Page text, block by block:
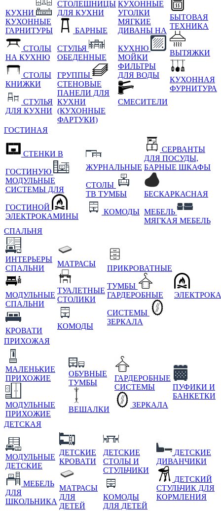
КУХНИ
КУХОННЫЕ
ГАРНИТУРЫ
СТОЛЫ
НА КУХНЮ
СТОЛЫ
КНИЖКИ
СТУЛЬЯ
ДЛЯ КУХНИ
СТОЛЕШНИЦЫ
ДЛЯ КУХНИ
БАРНЫЕ
СТУЛЬЯ
ОБЕДЕННЫЕ
ГРУППЫ
СТЕНОВЫЕ
ПАНЕЛИ ДЛЯ
КУХНИ
(КУХОННЫЕ
ФАРТУКИ)
КУХОННЫЕ
УГОЛКИ
МЯГКИЕ
ДИВАНЫ НА
КУХНЮ
МОЙКИ
ФИЛЬТРЫ
ДЛЯ ВОДЫ
СМЕСИТЕЛИ
БЫТОВАЯ
ТЕХНИКА
ВЫТЯЖКИ
КУХОННАЯ
ФУРНИТУРА
ГОСТИНАЯ
СТЕНКИ В
ГОСТИНУЮ
МОДУЛЬНЫЕ
СИСТЕМЫ ДЛЯ
ГОСТИНОЙ
ЭЛЕКТРОКАМИНЫ
ЖУРНАЛЬНЫЕ
СТОЛЫ
ТВ ТУМБЫ
КОМОДЫ
СЕРВАНТЫ
ДЛЯ ПОСУДЫ,
БАРНЫЕ ШКАФЫ
БЕСКАРКАСНАЯ
МЕБЕЛЬ
МЯГКАЯ МЕБЕЛЬ
СПАЛЬНЯ
ИНТЕРЬЕРЫ
СПАЛЬНИ
МОДУЛЬНЫЕ
СПАЛЬНИ
КРОВАТИ
МАТРАСЫ
ТУАЛЕТНЫЕ
СТОЛИКИ
КОМОДЫ
ПРИКРОВАТНЫЕ
ТУМБЫ
ГАРДЕРОБНЫЕ
СИСТЕМЫ
ЗЕРКАЛА
ПРИХОЖАЯ
МАЛЕНЬКИЕ
ПРИХОЖИЕ
МОДУЛЬНЫЕ
ПРИХОЖИЕ
ОБУВНЫЕ
ТУМБЫ
ВЕШАЛКИ
ГАРДЕРОБНЫЕ
СИСТЕМЫ
ЗЕРКАЛА
ПУФИКИ И
БАНКЕТКИ
ДЕТСКАЯ
МОДУЛЬНЫЕ
ДЕТСКИЕ
МЕБЕЛЬ
ДЛЯ
ШКОЛЬНИКА
ДЕТСКИЕ
КРОВАТИ
МАТРАСЫ
ДЛЯ
ДЕТЕЙ
ДЕТСКИЕ
СТОЛЫ И
СТУЛЬЧИКИ
КОМОДЫ
ДЛЯ ДЕТЕЙ
ДЕТСКИЕ
ДИВАНЧИКИ
ДЕТСКИЙ
СТУЛЬЧИК ДЛЯ
КОРМЛЕНИЯ